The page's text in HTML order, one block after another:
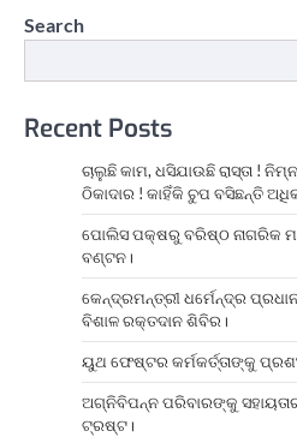
Search
Recent Posts
ଚାଲୁଛି କାମ, ଧସିଯାଉଛି ରାସ୍ତା !
ଠିକାଦାର ! କାହିଁକି ଚୁପ ବସିଛନ୍ତି
ପୋଲିସ ପକ୍ଷରୁ ବରିଷ୍ଠ ନାଗରିକ
ବଣ୍ଟନ।
କେନ୍ଦ୍ରମନ୍ତ୍ରୀ ଧର୍ମେନ୍ଦ୍ର
ବିଶାଳ ରକ୍ତଦାନ ଶିବିର।
ୟୁଥ ଫେଷ୍ଟର କର୍ମକର୍ତ୍ତାଙ୍କୁ
ଅଗ୍ନିବିପନ୍ନ ପରିବାରଙ୍କୁ
ଟ୍ରଷ୍ଟ।